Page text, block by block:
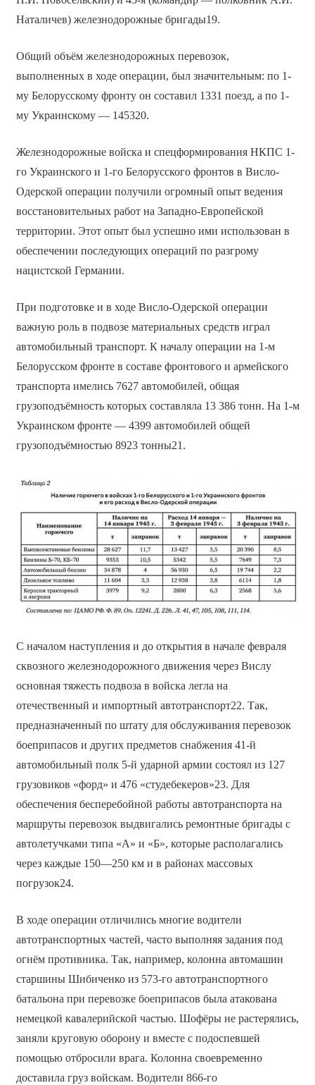
Наталичев) железнодорожные бригады19.
Общий объём железнодорожных перевозок,
выполненных в ходе операции, был значительным: по 1-
му Белорусскому фронту он составил 1331 поезд, а по 1-
му Украинскому — 145320.
Железнодорожные войска и спецформирования НКПС 1-
го Украинского и 1-го Белорусского фронтов в Висло-
Одерской операции получили огромный опыт ведения
восстановительных работ на Западно-Европейской
территории. Этот опыт был успешно ими использован в
обеспечении последующих операций по разгрому
нацистской Германии.
При подготовке и в ходе Висло-Одерской операции
важную роль в подвозе материальных средств играл
автомобильный транспорт. К началу операции на 1-м
Белорусском фронте в составе фронтового и армейского
транспорта имелись 7627 автомобилей, общая
грузоподъёмность которых составляла 13 386 тонн. На 1-м
Украинском фронте — 4399 автомобилей общей
грузоподъёмностью 8923 тонны21.
С началом наступления и до открытия в начале февраля
сквозного железнодорожного движения через Вислу
основная тяжесть подвоза в войска легла на
отечественный и импортный автотранспорт22. Так,
предназначенный по штату для обслуживания перевозок
боеприпасов и других предметов снабжения 41-й
автомобильный полк 5-й ударной армии состоял из 127
грузовиков «форд» и 476 «студебекеров»23. Для
обеспечения бесперебойной работы автотранспорта на
маршруты перевозок выдвигались ремонтные бригады с
автолетучками типа «А» и «Б», которые располагались
через каждые 150—250 км и в районах массовых
погрузок24.
В ходе операции отличились многие водители
автотранспортных частей, часто выполняя задания под
огнём противника. Так, например, колонна автомашин
старшины Шибиченко из 573-го автотранспортного
батальона при перевозке боеприпасов была атакована
немецкой кавалерийской частью. Шофёры не растерялись,
заняли круговую оборону и вместе с подоспевшей
помощью отбросили врага. Колонна своевременно
доставила груз войскам. Водители 866-го